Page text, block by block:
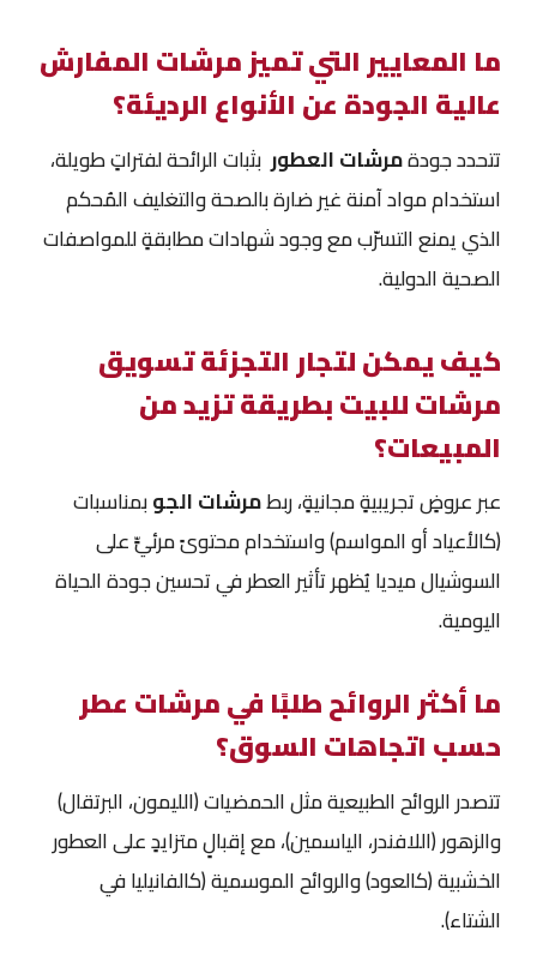
ما المعايير التي تميز مرشات المفارش
عالية الجودة عن الأنواع الرديئة؟
تتحدد جودةمرشات العطوربثبات الرائحة لفتراتٍ طويلة،
استخدام مواد آمنة غير ضارة بالصحة والتغليف المُحكم
الذي يمنع التسرّب مع وجود شهادات مطابقةٍ للمواصفات
الصحية الدولية.
كيف يمكن لتجار التجزئة تسويق
مرشات للبيت بطريقة تزيد من
المبيعات؟
عبر عروضٍ تجريبيةٍ مجانيةٍ، ربطمرشات الجوبمناسبات
(كالأعياد أو المواسم) واستخدام محتوىً مرئيٍّ على
السوشيال ميديا يُظهر تأثير العطر في تحسين جودة الحياة
اليومية.
ما أكثر الروائح طلبًا في مرشات عطر
حسب اتجاهات السوق؟
تتصدر الروائح الطبيعية مثل الحمضيات (الليمون، البرتقال)
والزهور (اللافندر، الياسمين)، مع إقبالٍ متزايدٍ على العطور
الخشبية (كالعود) والروائح الموسمية (كالفانيليا في
الشتاء).